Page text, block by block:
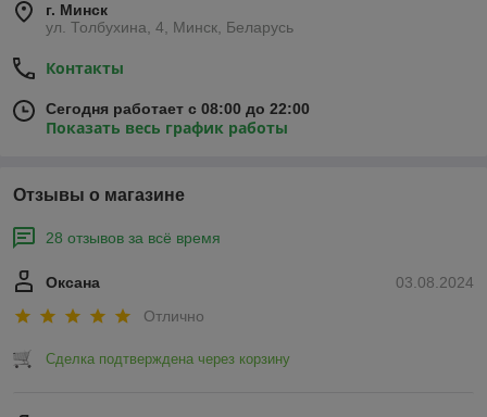
г. Минск
ул. Толбухина, 4, Минск, Беларусь
Контакты
Сегодня работает с 08:00 до 22:00
Показать весь график работы
Отзывы о магазине
28 отзывов за всё время
03.08.2024
Оксана
Отлично
Сделка подтверждена через корзину